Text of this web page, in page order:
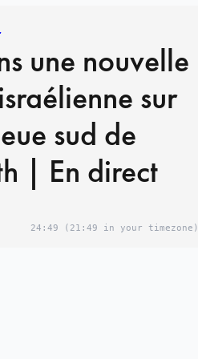
une nouvelle
sur
sud de
| En direct
24:49 (21:49 in your timezone)